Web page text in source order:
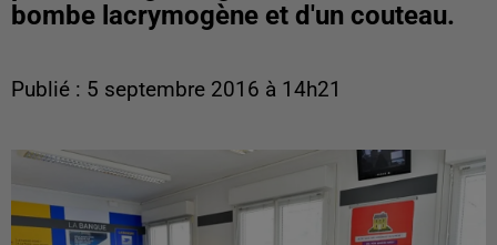
bombe lacrymogène et d'un couteau.
Publié : 5 septembre 2016 à 14h21